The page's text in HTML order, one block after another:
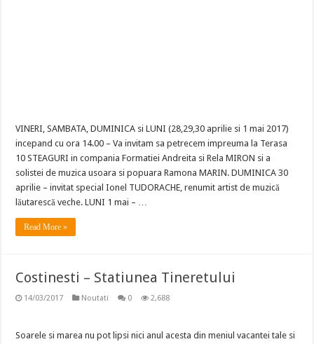
VINERI, SAMBATA, DUMINICA si LUNI (28,29,30 aprilie si 1 mai 2017)
incepand cu ora 14.00 – Va invitam sa petrecem impreuma la Terasa
10 STEAGURI in compania Formatiei Andreita si Rela MIRON si a
solistei de muzica usoara si popuara Ramona MARIN. DUMINICA 30
aprilie – invitat special Ionel TUDORACHE, renumit artist de muzică
lăutarescă veche. LUNI 1 mai – …
Read More »
Costinesti – Statiunea Tineretului
14/03/2017 Noutati 0 2,688
Soarele si marea nu pot lipsi nici anul acesta din meniul vacantei tale si